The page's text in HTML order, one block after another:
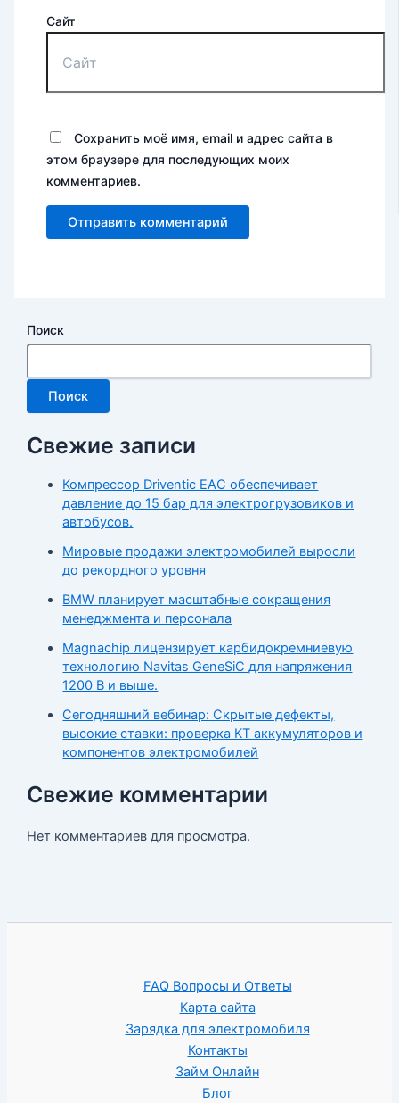
Сайт
Сохранить моё имя, email и адрес сайта в
этом браузере для последующих моих
комментариев.
Поиск
Поиск
Свежие записи
Компрессор Driventic EAC обеспечивает
давление до 15 бар для электрогрузовиков и
автобусов.
Мировые продажи электромобилей выросли
до рекордного уровня
BMW планирует масштабные сокращения
менеджмента и персонала
Magnachip лицензирует карбидокремниевую
технологию Navitas GeneSiC для напряжения
1200 В и выше.
Сегодняшний вебинар: Скрытые дефекты,
высокие ставки: проверка КТ аккумуляторов и
компонентов электромобилей
Свежие комментарии
Нет комментариев для просмотра.
FAQ Вопросы и Ответы
Карта сайта
Зарядка для электромобиля
Контакты
Займ Онлайн
Блог